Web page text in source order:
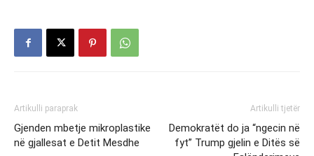
Artikulli paraprak
Gjenden mbetje mikroplastike
në gjallesat e Detit Mesdhe
Artikulli tjetër
Demokratët do ja “ngecin në
fyt” Trump gjelin e Ditës së